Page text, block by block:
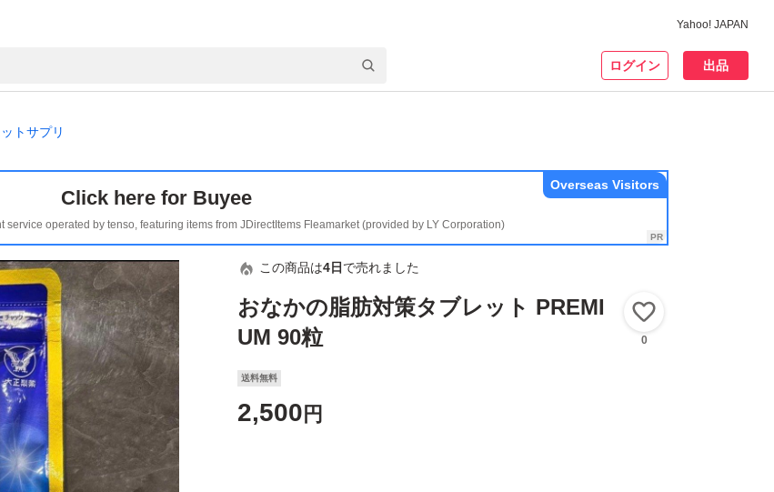
Yahoo! JAPAN
ログイン 出品
トサプリ
Click here for Buyee
service operated by tenso, featuring items from JDirectItems Fleamarket (provided by LY Corporation)
Overseas Visitors
この商品は4日 で売れました
おなかの脂肪対策タブレット PREMI
UM 90粒
0
送料無料
2,500 円